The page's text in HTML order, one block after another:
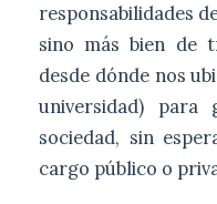
responsabilidades
sino más bien de
desde dónde nos
universidad)
sociedad, sin
cargo público o